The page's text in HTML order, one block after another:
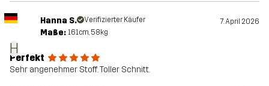
H
Hanna S. Verifizierter Käufer 7. April 2026
Maße: 161cm, 58kg
Perfekt
Sehr angenehmer Stoff. Toller Schnitt.